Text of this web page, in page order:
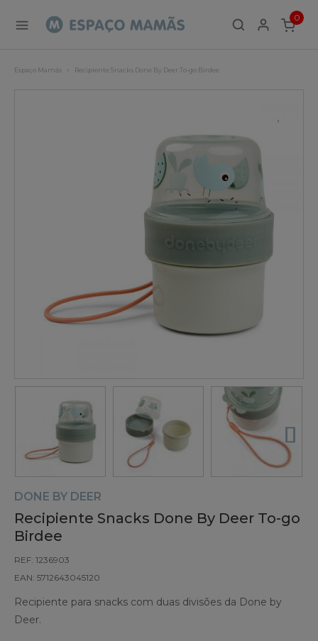
0
ITEMS
Espaço Mamãs Recipiente Snacks Done By Deer To-go Birdee
DONE BY DEER
Recipiente Snacks Done By Deer To-go
Birdee
REF: 1236903
EAN: 5712643045120
Recipiente para snacks com duas divisões da Done by
Deer.